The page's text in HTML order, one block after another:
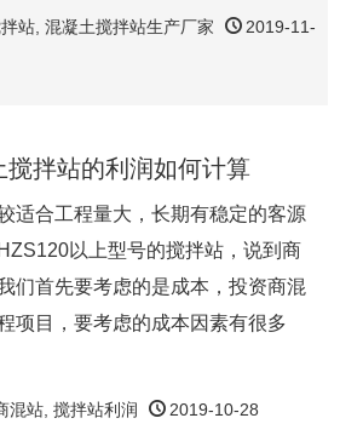
站 混凝土搅拌站生产厂家
2019-11-
搅拌站的利润如何计算
适合工程量大，长期有稳定的客源
以上型号的搅拌站，说到商
们首先要考虑的是成本，投资商混
项目，要考虑的成本因素有很多
混站 搅拌站利润 2019-10-28